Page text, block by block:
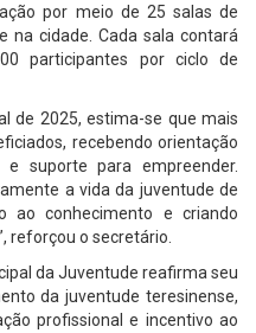
por meio de 25 salas de
na cidade. Cada sala contará
participantes por ciclo de
de 2025, estima-se que mais
recebendo orientação
e suporte para empreender.
a vida da juventude de
ao conhecimento e criando
reforçou o secretário.
da Juventude reafirma seu
da juventude teresinense,
profissional e incentivo ao